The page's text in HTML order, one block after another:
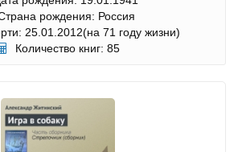
рождения: Россия
25.01.2012(на 71 году жизни)
Количество книг: 85